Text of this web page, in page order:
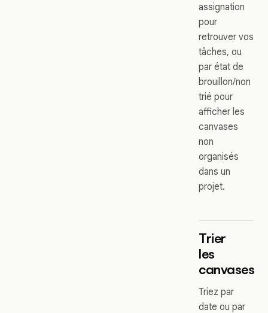
assignation
pour
retrouver vos
tâches, ou
par état de
brouillon/non
trié pour
afficher les
canvases
non
organisés
dans un
projet.
Trier
les
canvases
Triez par
date ou par